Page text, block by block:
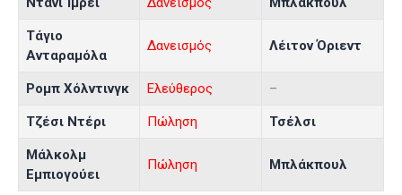
Τάγιο
Ανταραμόλα
Δανεισμός Λέιτον Όριεντ
Ρομπ Χόλντινγκ Ελεύθερος –
Τζέσι Ντέρι Πώληση Τσέλσι
Μάλκολμ
Εμπιογούει
Πώληση Μπλάκπουλ